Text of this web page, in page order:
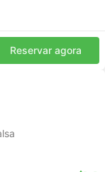
Reservar agora